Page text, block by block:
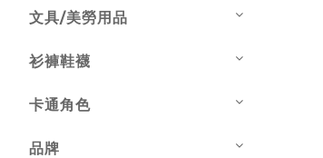
文具/美勞用品
衫褲鞋襪
卡通角色
品牌